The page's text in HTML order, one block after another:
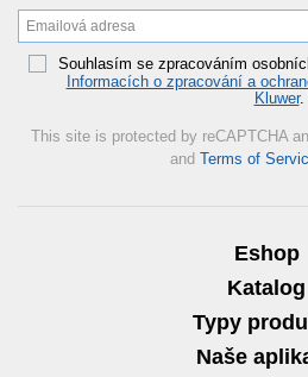
Souhlasím se zpracováním
Informacích o zpracování a
Kluwer.
This site is protected by reCAPTCHA
and Terms of
Eshop
Katalog
Typy
Naše